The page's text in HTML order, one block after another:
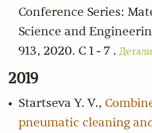
Conference Series:
Science and
913, 2020. С 1 - 7 . Детали
2019
Startseva Y. V.,
pneumatic cleaning